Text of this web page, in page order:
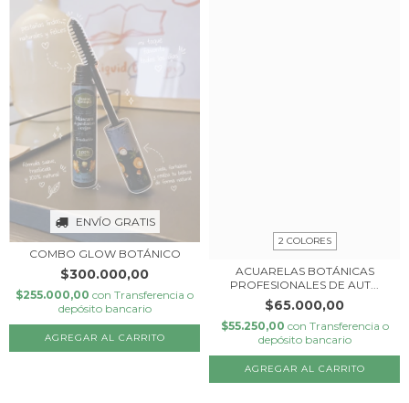
ENVÍO GRATIS
COMBO GLOW BOTÁNICO
$300.000,00
$255.000,00 con Transferencia o
depósito bancario
2 COLORES
ACUARELAS BOTÁNICAS
PROFESIONALES DE AUT...
$65.000,00
$55.250,00 con Transferencia o
depósito bancario
AGREGAR AL CARRITO